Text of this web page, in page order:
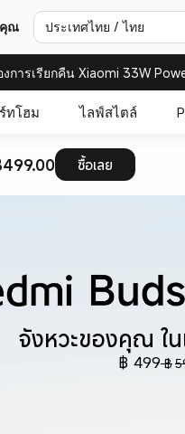
คุณ ประเทศไทย / ไทย
การเรียกคืน Xiaomi 33W
ทโฮม ไลฟ์สไตล์
ซื้อเลย
จังหวะของคุณ ใ
฿ 499 ฿